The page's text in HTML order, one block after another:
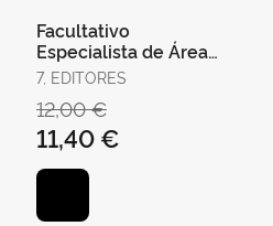
Facultativo
Especialista de Área,
Médico y Pediatra de
Atención Primaria del
Ser
7, EDITORES
12,00 €
11,40 €